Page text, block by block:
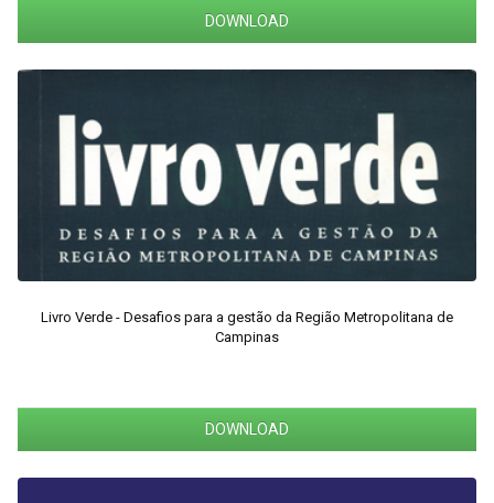
DOWNLOAD
Livro Verde - Desafios para a gestão da Região Metropolitana de
Campinas
DOWNLOAD